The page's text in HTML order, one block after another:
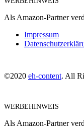
Als Amazon-Partner
Impressum
©2020 eh-content. All
WERBEHINWEIS
Als Amazon-Partner